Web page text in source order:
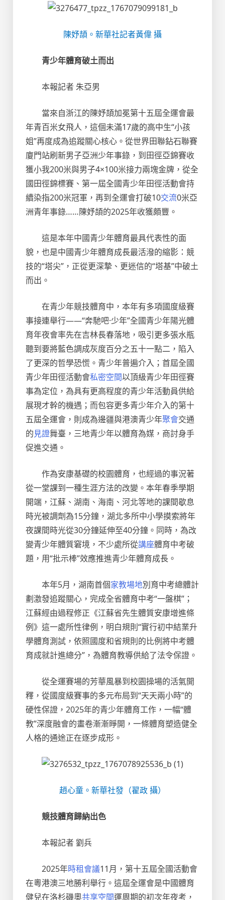
陳妤頡。新華社記者黃偉 攝
青少年體育破土而出
本報記者 朱亞男
當來自浙江的陳妤頡加冕第十五屆全運會最
年青百米女飛人，這個未滿17歲的高中生“小孩
姐”再度成為追蹤關心核心。從世界田聯鉆石聯賽
廈門站刷新男子亞洲少年事錄，到田徑亞錦賽收
獲小我200米與男子4×100米接力兩塊金牌，從全
國田徑錦標賽、第一屆全國青少年田徑活動會持
續染指200米冠軍，再到全運會打破10交流0米亞
洲青年事錄……陳妤頡的2025年收獲頗豐。
這是本年中國青少年體育最具代表性的面
貌，也是中國青少年體育成長最活潑的縮影：競
技的“塔尖”，正從更深摯、更迷信的“塔基”中破土
而出。
在青少年競技體育中，本年有多項國度級賽
事接連舉行——“奔馳吧·少年”全國青少年陽光體
育年夜會率先在吉林長春落地，吸引更多張水瓶
聽到要將藍色調成灰度百分之五十一點二，陷入
了更深的哲學恐慌。青少年普遍介入；首屆全國
青少年田徑活動會私密空間以頂級青少年田徑賽
事為定位，為具有更高程度的青少年活動員供給
展現才幹的機遇；而包容更多青少年介入的第十
五屆全運會，則成為邊疆與港澳青少年聚會交通
的見證舞臺，三地青少年以體育為媒，商討身手
促進交通。
作為安康基礎的校園體育，也經過的事況著
從一堂課到一種生涯方法的改變。本年春季學期
開端，江蘇、湖南、海南、河北等地的課間歇息
時光被調劑為15分鐘，湖北多所中小學摸索將年
夜課間時光從30分鐘延伸至40分鐘。同時，為改
變青少年體質窘境，不少處所從講座體育中考破
題，用“批示棒”效應推進青少年體育成長。
本年5月，湖南首個家教場地別育中考總體計
劃激發追蹤關心，完成全省體育中考“一盤棋”；
江蘇經由過程修正《江蘇省先生體質安康增進條
例》這一處所性律例，明白規則“實行初中結業升
學體育測試，依照國度和省規則的比例將中考體
育成就計進總分”，為體育教導供給了法令保證。
從全運賽場的芳華風暴到校園操場的活氣開
釋，從國度級賽事的多元布局到“天天兩小時”的
硬性保證，2025年的青少年體育工作，一幅“體
教”深度融會的畫卷漸漸睜開，一條體育塑造健全
人格的通途正在逐步成形。
趙心童。新華社發（翟政 攝）
競技體育歸納出色
本報記者 劉兵
2025年時租會議11月，第十五屆全國活動會
在粵港澳三地勝利舉行。這屆全運會是中國體育
健兒在洛杉磯奧共享空間運周期的初次年夜考，